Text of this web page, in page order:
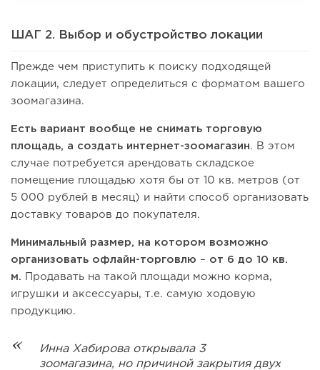
ШАГ 2. Выбор и обустройство локации
Прежде чем приступить к поиску подходящей
локации, следует определиться с форматом вашего
зоомагазина.
Есть вариант вообще не снимать торговую
площадь, а создать интернет-зоомагазин. В этом
случае потребуется арендовать складское
помещение площадью хотя бы от 10 кв. метров (от
5 000 рублей в месяц) и найти способ организовать
доставку товаров до покупателя.
Минимальный размер, на котором возможно
организовать офлайн-торговлю – от 6 до 10 кв.
м. Продавать на такой площади можно корма,
игрушки и аксессуары, т.е. самую ходовую
продукцию.
Инна Хабирова открывала 3
зоомагазина, но причиной закрытия двух